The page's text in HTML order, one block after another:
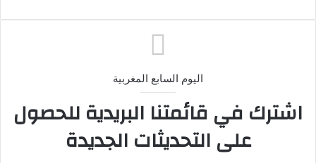
اليوم السابع المغربية
اشترك في قائمتنا البريدية للحصول
على التحديثات الجديدة